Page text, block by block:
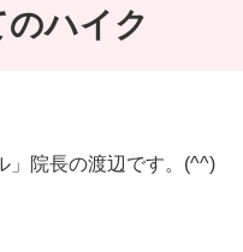
のハイク
」院長の渡辺です。(^^)